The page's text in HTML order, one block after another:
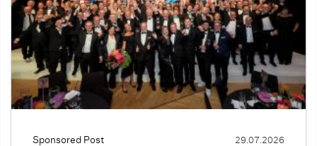
Sponsored Post 29.07.2026